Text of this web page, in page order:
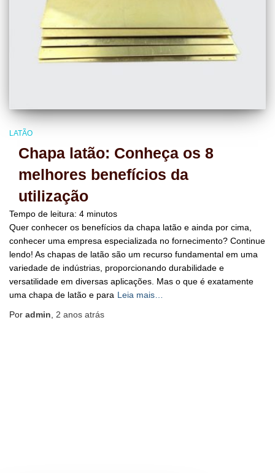
LATÃO
Chapa latão: Conheça os 8
melhores benefícios da
utilização
Tempo de leitura: 4 minutos
Quer conhecer os benefícios da chapa latão e ainda por cima,
conhecer uma empresa especializada no fornecimento? Continue
lendo! As chapas de latão são um recurso fundamental em uma
variedade de indústrias, proporcionando durabilidade e
versatilidade em diversas aplicações. Mas o que é exatamente
uma chapa de latão e para Leia mais…
Por admin, 2 anos atrás